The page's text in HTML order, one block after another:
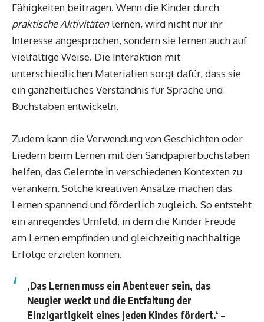
Fähigkeiten beitragen. Wenn die Kinder durch
praktische Aktivitätenlernen, wird nicht nur ihr
Interesse angesprochen, sondern sie lernen auch auf
vielfältige Weise. Die Interaktion mit
unterschiedlichen Materialien sorgt dafür, dass sie
ein ganzheitliches Verständnis für Sprache und
Buchstaben entwickeln.
Zudem kann die Verwendung von Geschichten oder
Liedern beim Lernen mit den Sandpapierbuchstaben
helfen, das Gelernte in verschiedenen Kontexten zu
verankern. Solche kreativen Ansätze machen das
Lernen spannend und förderlich zugleich. So entsteht
ein anregendes Umfeld, in dem die Kinder Freude
am Lernen empfinden und gleichzeitig nachhaltige
Erfolge erzielen können.
‚Das Lernen muss ein Abenteuer sein, das
Neugier weckt und die Entfaltung der
Einzigartigkeit eines jeden Kindes fördert.‘ –